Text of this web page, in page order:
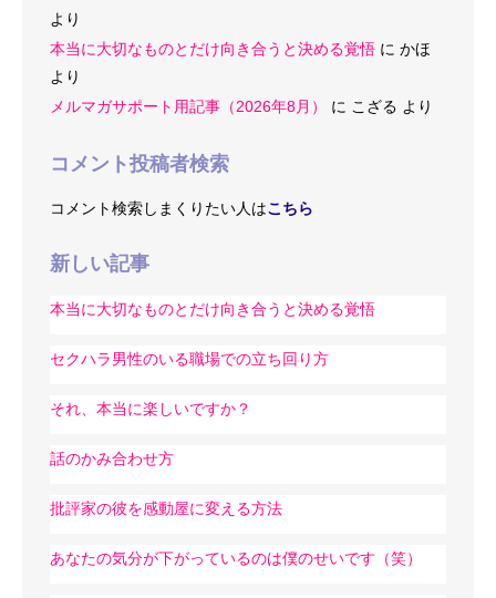
より
本当に大切なものとだけ向き合うと決める覚悟 に かほ
より
メルマガサポート用記事（2026年8月）
に こざる より
コメント投稿者検索
コメント検索しまくりたい人はこちら
新しい記事
本当に大切なものとだけ向き合うと決める覚悟
セクハラ男性のいる職場での立ち回り方
それ、本当に楽しいですか？
話のかみ合わせ方
批評家の彼を感動屋に変える方法
あなたの気分が下がっているのは僕のせいです（笑）